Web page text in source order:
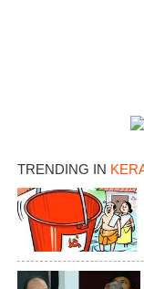
TRENDING IN